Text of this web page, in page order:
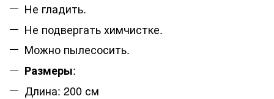
Не гладить.
Не подвергать химчистке.
Можно пылесосить.
Размеры:
Длина: 200 см